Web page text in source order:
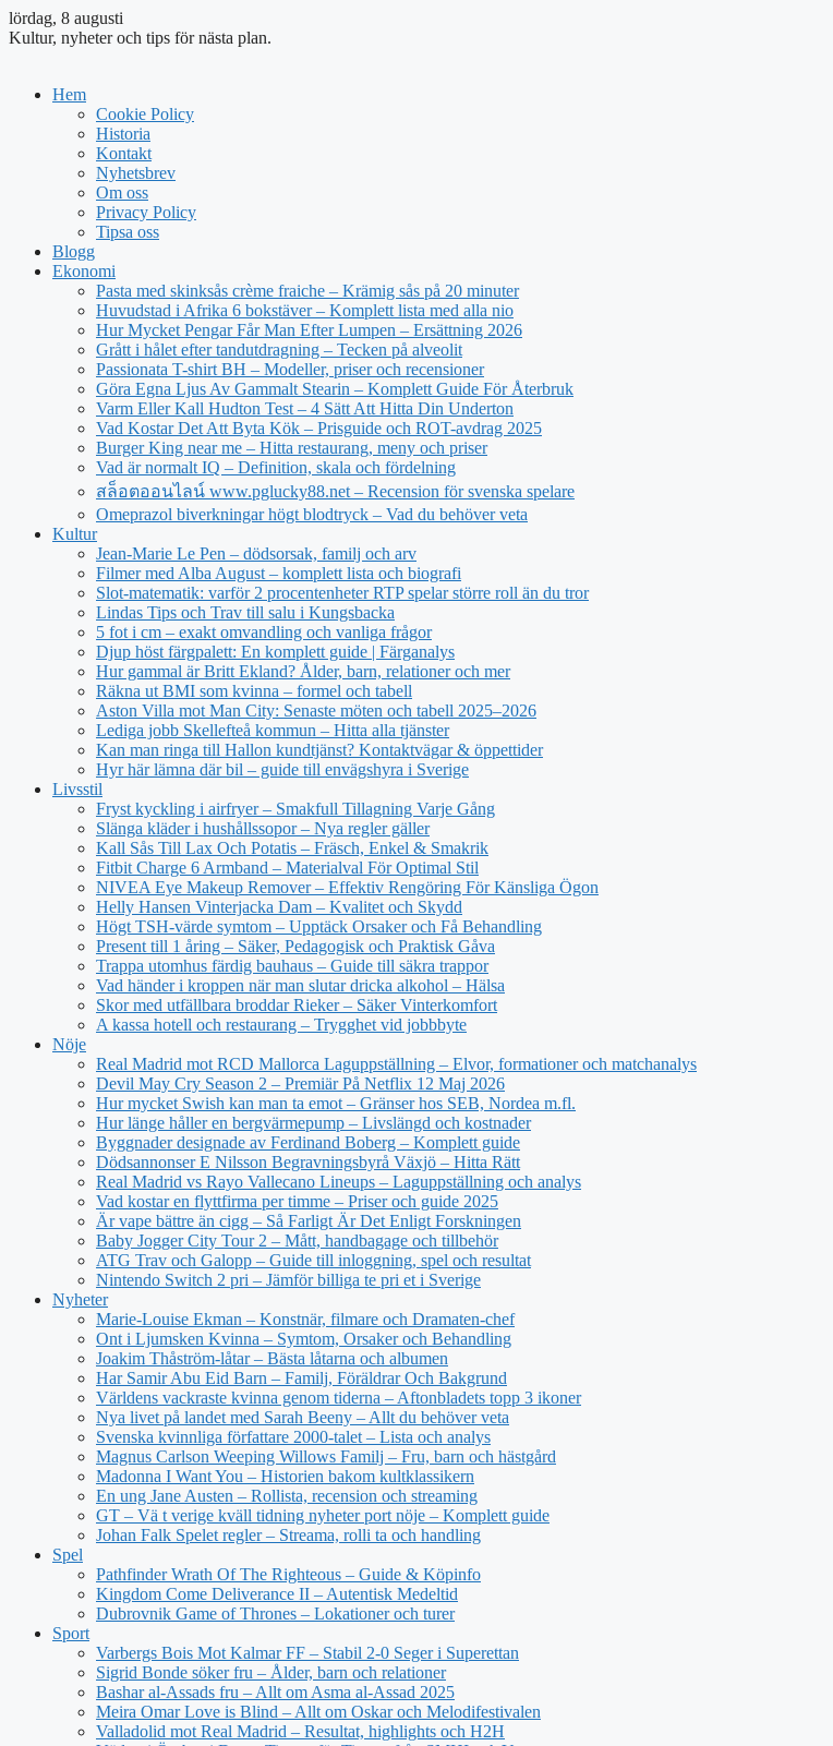
lördag, 8 augusti
Kultur, nyheter och tips för nästa plan.
Hem
Cookie Policy
Historia
Kontakt
Nyhetsbrev
Om oss
Privacy Policy
Tipsa oss
Blogg
Ekonomi
Pasta med skinksås crème fraiche – Krämig sås på 20 minuter
Huvudstad i Afrika 6 bokstäver – Komplett lista med alla nio
Hur Mycket Pengar Får Man Efter Lumpen – Ersättning 2026
Grått i hålet efter tandutdragning – Tecken på alveolit
Passionata T-shirt BH – Modeller, priser och recensioner
Göra Egna Ljus Av Gammalt Stearin – Komplett Guide För Återbruk
Varm Eller Kall Hudton Test – 4 Sätt Att Hitta Din Underton
Vad Kostar Det Att Byta Kök – Prisguide och ROT-avdrag 2025
Burger King near me – Hitta restaurang, meny och priser
Vad är normalt IQ – Definition, skala och fördelning
สล็อตออนไลน์ www.pglucky88.net – Recension för svenska spelare
Omeprazol biverkningar högt blodtryck – Vad du behöver veta
Kultur
Jean‑Marie Le Pen – dödsorsak, familj och arv
Filmer med Alba August – komplett lista och biografi
Slot-matematik: varför 2 procentenheter RTP spelar större roll än du tror
Lindas Tips och Trav till salu i Kungsbacka
5 fot i cm – exakt omvandling och vanliga frågor
Djup höst färgpalett: En komplett guide | Färganalys
Hur gammal är Britt Ekland? Ålder, barn, relationer och mer
Räkna ut BMI som kvinna – formel och tabell
Aston Villa mot Man City: Senaste möten och tabell 2025–2026
Lediga jobb Skellefteå kommun – Hitta alla tjänster
Kan man ringa till Hallon kundtjänst? Kontaktvägar & öppettider
Hyr här lämna där bil – guide till envägshyra i Sverige
Livsstil
Fryst kyckling i airfryer – Smakfull Tillagning Varje Gång
Slänga kläder i hushållssopor – Nya regler gäller
Kall Sås Till Lax Och Potatis – Fräsch, Enkel & Smakrik
Fitbit Charge 6 Armband – Materialval För Optimal Stil
NIVEA Eye Makeup Remover – Effektiv Rengöring För Känsliga Ögon
Helly Hansen Vinterjacka Dam – Kvalitet och Skydd
Högt TSH-värde symtom – Upptäck Orsaker och Få Behandling
Present till 1 åring – Säker, Pedagogisk och Praktisk Gåva
Trappa utomhus färdig bauhaus – Guide till säkra trappor
Vad händer i kroppen när man slutar dricka alkohol – Hälsa
Skor med utfällbara broddar Rieker – Säker Vinterkomfort
A kassa hotell och restaurang – Trygghet vid jobbbyte
Nöje
Real Madrid mot RCD Mallorca Laguppställning – Elvor, formationer och matchanalys
Devil May Cry Season 2 – Premiär På Netflix 12 Maj 2026
Hur mycket Swish kan man ta emot – Gränser hos SEB, Nordea m.fl.
Hur länge håller en bergvärmepump – Livslängd och kostnader
Byggnader designade av Ferdinand Boberg – Komplett guide
Dödsannonser E Nilsson Begravningsbyrå Växjö – Hitta Rätt
Real Madrid vs Rayo Vallecano Lineups – Laguppställning och analys
Vad kostar en flyttfirma per timme – Priser och guide 2025
Är vape bättre än cigg – Så Farligt Är Det Enligt Forskningen
Baby Jogger City Tour 2 – Mått, handbagage och tillbehör
ATG Trav och Galopp – Guide till inloggning, spel och resultat
Nintendo Switch 2 pri – Jämför billiga te pri et i Sverige
Nyheter
Marie-Louise Ekman – Konstnär, filmare och Dramaten-chef
Ont i Ljumsken Kvinna – Symtom, Orsaker och Behandling
Joakim Thåström-låtar – Bästa låtarna och albumen
Har Samir Abu Eid Barn – Familj, Föräldrar Och Bakgrund
Världens vackraste kvinna genom tiderna – Aftonbladets topp 3 ikoner
Nya livet på landet med Sarah Beeny – Allt du behöver veta
Svenska kvinnliga författare 2000-talet – Lista och analys
Magnus Carlson Weeping Willows Familj – Fru, barn och hästgård
Madonna I Want You – Historien bakom kultklassikern
En ung Jane Austen – Rollista, recension och streaming
GT – Vä t verige kväll tidning nyheter port nöje – Komplett guide
Johan Falk Spelet regler – Streama, rolli ta och handling
Spel
Pathfinder Wrath Of The Righteous – Guide & Köpinfo
Kingdom Come Deliverance II – Autentisk Medeltid
Dubrovnik Game of Thrones – Lokationer och turer
Sport
Varbergs Bois Mot Kalmar FF – Stabil 2-0 Seger i Superettan
Sigrid Bonde söker fru – Ålder, barn och relationer
Bashar al-Assads fru – Allt om Asma al-Assad 2025
Meira Omar Love is Blind – Allt om Oskar och Melodifestivalen
Valladolid mot Real Madrid – Resultat, highlights och H2H